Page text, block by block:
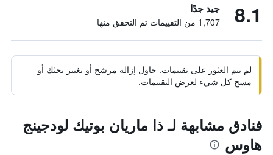
8.1 جيد جدًا
1,707 من التقييمات تم التحقق منها
لم يتم العثور على تقييمات. حاول إزالة مرشح أو تغيير بحثك أو
مسح كل شيء لعرض التقييمات.
فنادق مشابهة لـ ذا ماريان بوتيك لودجينج
هاوس